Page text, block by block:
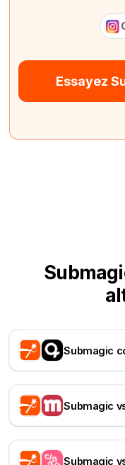
Essayez
Submagic
Submagic
Submagic